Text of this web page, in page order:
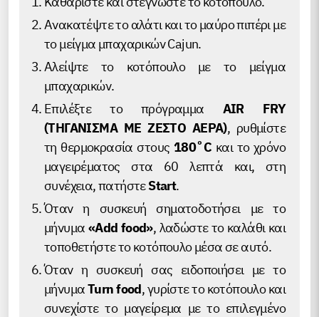
Ανακατέψτε το αλάτι και το μαύρο πιπέρι με
το μείγμα μπαχαρικών Cajun.
Αλείψτε το κοτόπουλο με το μείγμα
μπαχαρικών.
Επιλέξτε το πρόγραμμα AIR FRY
(ΤΗΓΑΝΙΣΜΑ ΜΕ ΖΕΣΤΟ ΑΕΡΑ), ρυθμίστε
τη θερμοκρασία στους 180˚C και το χρόνο
μαγειρέματος στα 60 λεπτά και, στη
συνέχεια, πατήστεStart.
Όταν η συσκευή σηματοδοτήσει με το
μήνυμα «Add food», λαδώστε το καλάθι και
τοποθετήστε το κοτόπουλο μέσα σε αυτό.
Όταν η συσκευή σας ειδοποιήσει με το
μήνυμαTurn food, γυρίστε το κοτόπουλο και
συνεχίστε το μαγείρεμα με το επιλεγμένο